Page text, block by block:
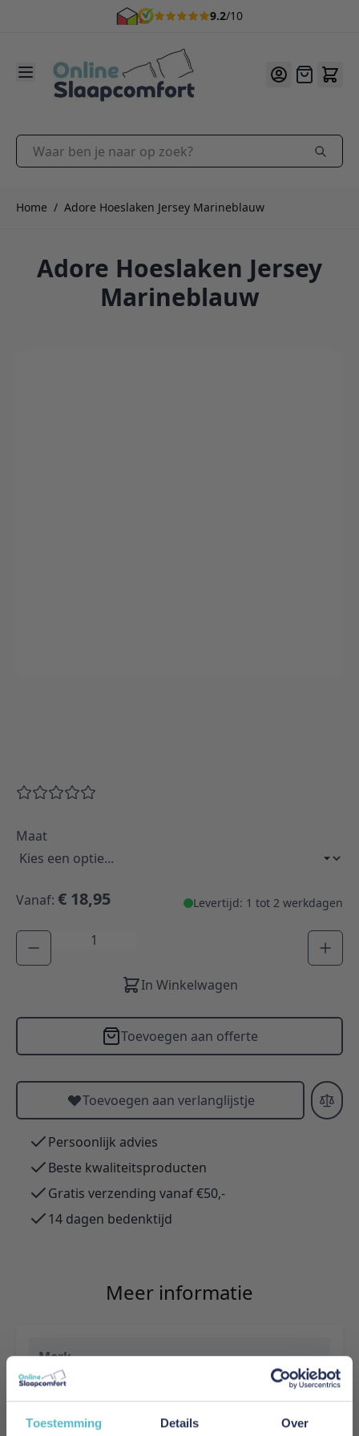
Toestemming Details Over
9.2/10
Offerte
Waar ben je naar op zoek?
Home / Adore Hoeslaken Jersey Marineblauw
Adore Hoeslaken Jersey
Marineblauw
Maat
Vanaf: € 18,95 Levertijd: 1 tot 2 werkdagen
Aantal
In Winkelwagen
Toevoegen aan offerte
Toevoegen aan verlanglijstje
Persoonlijk advies
Beste kwaliteitsproducten
Gratis verzending vanaf €50,-
14 dagen bedenktijd
Meer informatie
Merk
Adore Home & Living
Levertijd